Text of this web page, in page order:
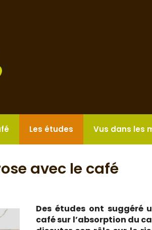
Les études Vus dans les
avec le café
Des études ont suggéré
café sur l’absorption du